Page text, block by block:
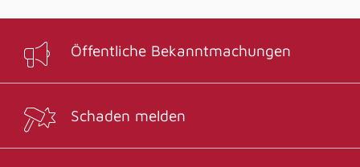
Öffentliche Bekanntmachungen
Schaden melden